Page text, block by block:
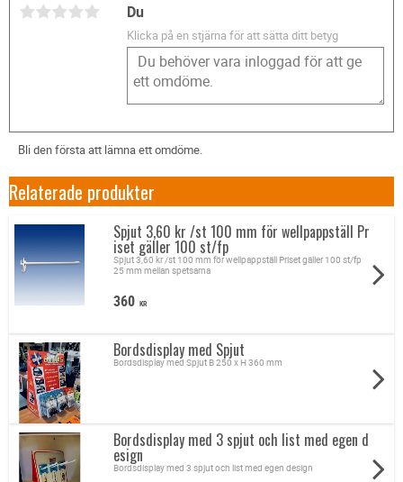
Du
Klicka på en stjärna för att sätta ditt betyg
Bli den första att lämna ett omdöme.
Relaterade produkter
Spjut 3,60 kr /st 100 mm för wellpappställ Pr
iset gäller 100 st/fp
Spjut 3,60 kr /st 100 mm för wellpappställ Priset gäller 100 st/fp
25 mm mellan spetsarna
360 KR
Bordsdisplay med Spjut
Bordsdisplay med Spjut B 250 x H 360 mm
Bordsdisplay med 3 spjut och list med egen d
esign
Bordsdisplay med 3 spjut och list med egen design